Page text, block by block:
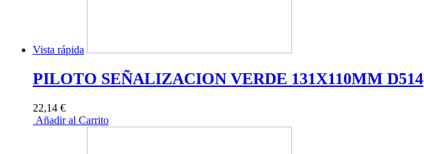
Vista rápida
PILOTO SEÑALIZACION VERDE 131X110MM D514
22,14 €
Añadir al Carrito